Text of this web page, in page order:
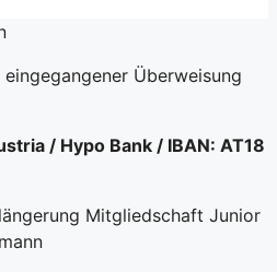
Überweisung
/ Hypo Bank / IBAN: AT18
Mitgliedschaft Junior